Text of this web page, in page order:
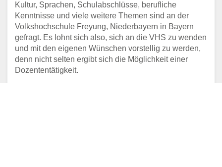
Kultur, Sprachen, Schulabschlüsse, berufliche
Kenntnisse und viele weitere Themen sind an der
Volkshochschule Freyung, Niederbayern in Bayern
gefragt. Es lohnt sich also, sich an die VHS zu wenden
und mit den eigenen Wünschen vorstellig zu werden,
denn nicht selten ergibt sich die Möglichkeit einer
Dozententätigkeit.